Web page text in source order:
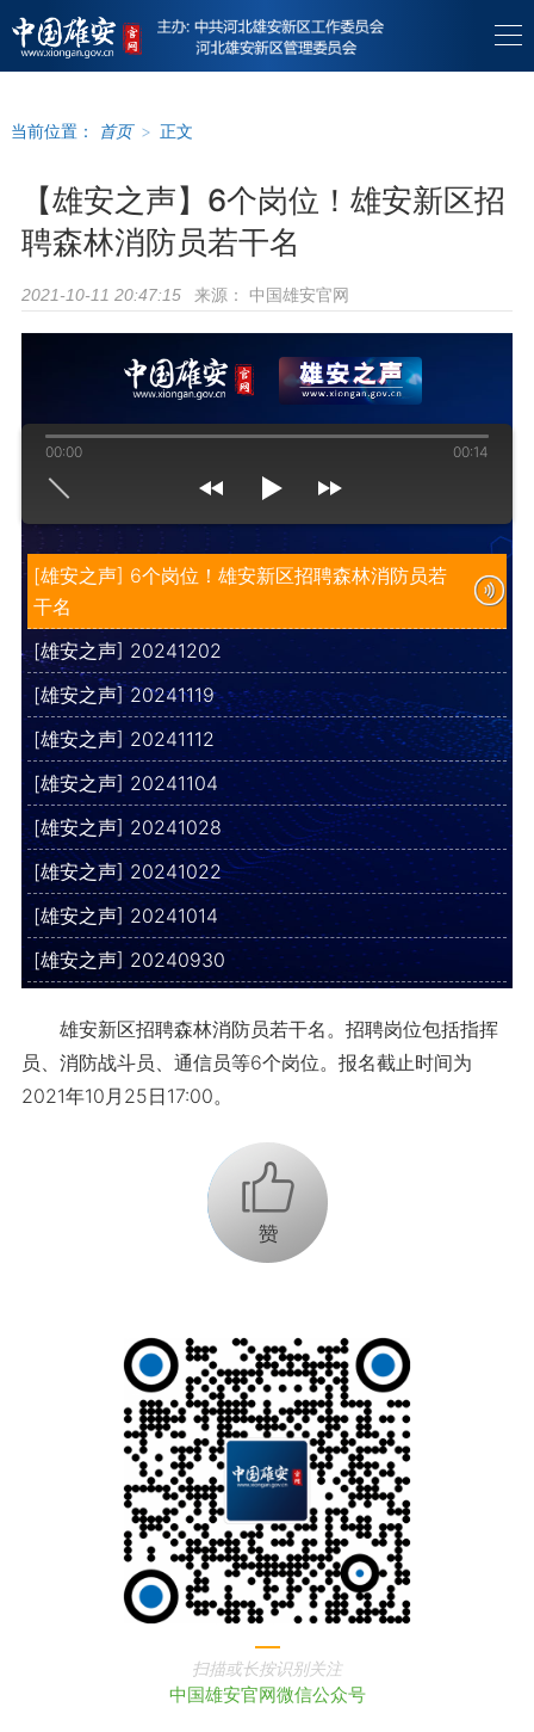
当前位置： 首页 > 正文
【雄安之声】6个岗位！雄安新区招
聘森林消防员若干名
2021-10-11 20:47:15 来源： 中国雄安官网
[雄安之声] 6个岗位！雄安新区招聘森林消防员若
干名
[雄安之声] 20241202
[雄安之声] 20241119
[雄安之声] 20241112
[雄安之声] 20241104
[雄安之声] 20241028
[雄安之声] 20241022
[雄安之声] 20241014
[雄安之声] 20240930
00:00 00:14
雄安新区招聘森林消防员若干名。招聘岗位包括指挥
员、消防战斗员、通信员等6个岗位。报名截止时间为
2021年10月25日17:00。
+1
扫描或长按识别关注
中国雄安官网微信公众号